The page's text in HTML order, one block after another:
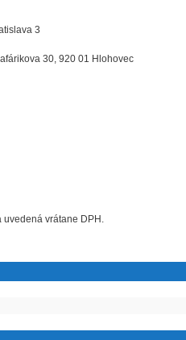
3
30, 920 01 Hlohovec
uvedená vrátane DPH.